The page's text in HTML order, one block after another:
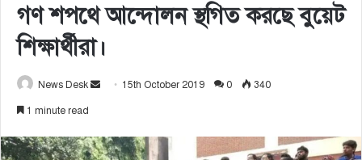
গণ শপথে আন্দোলন স্থগিত করছে বুয়েট
শিক্ষার্থীরা।
News Desk
Send15th October 2019 0 340
1 minute read